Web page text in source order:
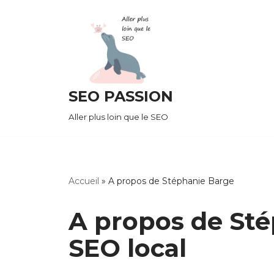
SEO PASSION
Aller plus loin que le SEO
Accueil » A propos de Stéphanie Barge
A propos de
SEO local